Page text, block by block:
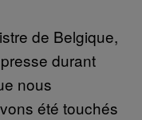
de Belgique,
durant
nous
été touchés